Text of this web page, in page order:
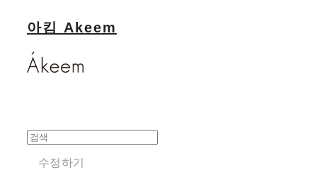
아킴 Akeem
수정하기